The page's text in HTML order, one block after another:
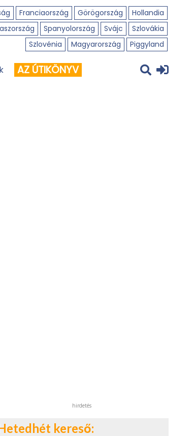
Franciaország Görögország
Hollandia
Spanyolország Svájc
Szlovákia
Szlovénia
Magyarország Piggyland
AZ ÚTIKÖNYV
hirdetés
kereső: